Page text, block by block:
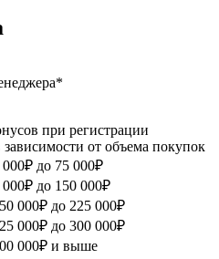
при регистрации
от объема покупок
до 75 000₽
до 150 000₽
000₽ до 225 000₽
000₽ до 300 000₽
000₽ и выше